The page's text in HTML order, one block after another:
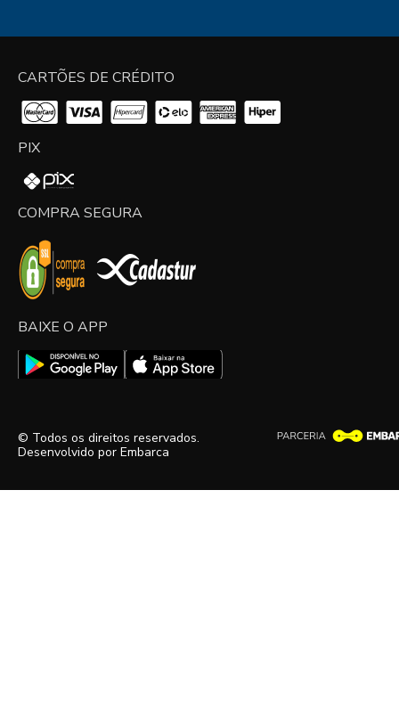
CARTÕES DE CRÉDITO
PIX
COMPRA SEGURA
BAIXE O APP
© Todos os direitos reservados.
Desenvolvido por Embarca